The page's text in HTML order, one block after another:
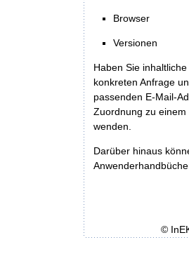
Browser
Versionen
Haben Sie
konkreten Anfrage
passenden E-Mail-
Zuordnung zu
wenden.
Darüber hinaus
©